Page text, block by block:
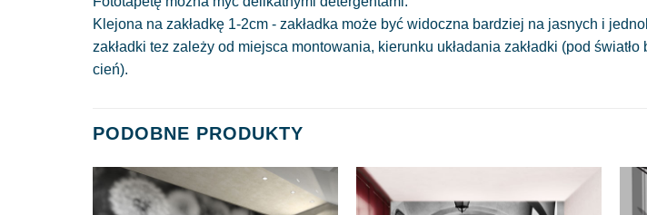
Klejona na zakładkę 1-2cm - zakładka może być widoczna bardziej na jasnych i
zakładki tez zależy od miejsca montowania, kierunku układania zakładki (pod
cień).
PODOBNE PRODUKTY